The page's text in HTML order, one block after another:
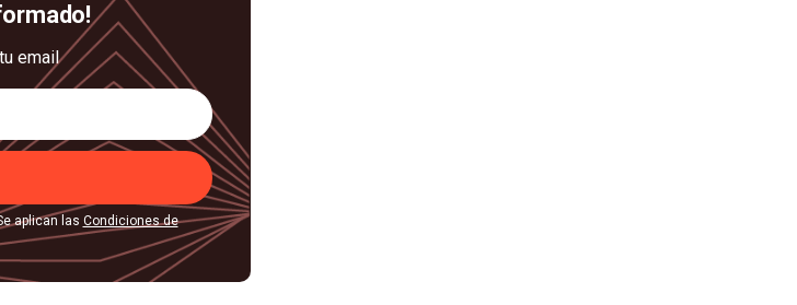
email
aplican las Condiciones de